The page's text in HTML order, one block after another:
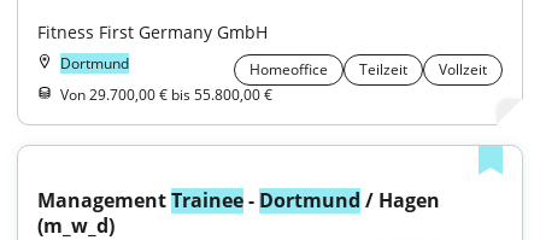
Fitness First Germany GmbH
Dortmund Homeoffice Teilzeit
Vollzeit
Von 29.700,00 € bis 55.800,00 €
Management Trainee - Dortmund / Hagen
(m_w_d)